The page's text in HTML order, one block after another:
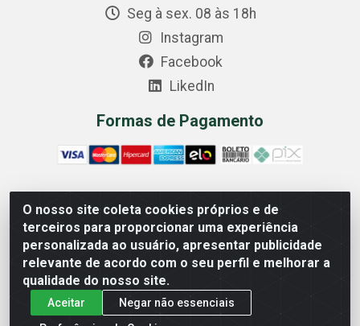
O nosso site coleta cookies próprios e de
terceiros para proporcionar uma experiência
personalizada ao usuário, apresentar publicidade
relevante de acordo com o seu perfil e melhorar a
qualidade do nosso site.
Aceitar
Negar não essenciais
Seg à sex. 08 às 18h
Instagram
Facebook
LikedIn
Formas de Pagamento
Comercial Diskpan Ltda - Av. Fernando Antonio, 1911 -
Sotelandia, Cariacica/ES - CEP 29140-669 - CNPJ
02.691.482/0001-07